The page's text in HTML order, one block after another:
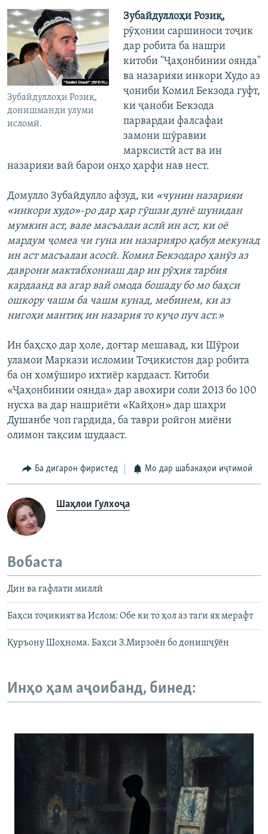
Зубайдуллоҳи Розиқ,
донишманди улуми
исломӣ.
Зубайдуллоҳи Розиқ,
рӯҳонии саршиноси тоҷик
дар робита ба нашри
китоби "Ҷаҳонбинии оянда"
ва назарияи инкори Худо аз
ҷониби Комил Бекзода гуфт,
ки ҷаноби Бекзода
парвардаи фалсафаи
замони шӯравии
марксистӣ аст ва ин
назарияи вай барои онҳо ҳарфи нав нест.
Домулло Зубайдулло афзуд, ки «чунин назарияи
«инкори худо»-ро дар ҳар гӯшаи дунё шунидан
мумкин аст, вале масъалаи аслӣ ин аст, ки оё
мардум ҷомеа чи гуна ин назарияро қабул мекунад
ин аст масъалаи асосӣ. Комил Бекзодаро ҳанӯз аз
даврони мактабхониаш дар ин рӯҳия тарбия
кардаанд ва агар вай омода бошаду бо мо баҳси
ошкору чашм ба чашм кунад, мебинем, ки аз
нигоҳи мантиқ ин назария то куҷо пуч аст.»
Ин баҳсҳо дар ҳоле, доғтар мешавад, ки Шӯрои
уламои Маркази исломии Тоҷикистон дар робита
ба он хомӯширо ихтиёр кардааст. Китоби
«Ҷаҳонбинии оянда» дар авохири соли 2013 бо 100
нусха ва дар нашриёти «Кайҳон» дар шаҳри
Душанбе чоп гардида, ба таври ройгон миёни
олимон тақсим шудааст.
Ба дигарон фиристед Мо дар шабакаҳои иҷтимоӣ
Шаҳлои Гулхоҷа
Вобаста
Дин ва ғафлати миллӣ
Баҳси тоҷикият ва Ислом: Обе ки то ҳол аз таги ях мерафт
Қуръону Шоҳнома. Баҳси З.Мирзоён бо донишҷӯён
Инҳо ҳам аҷоибанд, бинед: